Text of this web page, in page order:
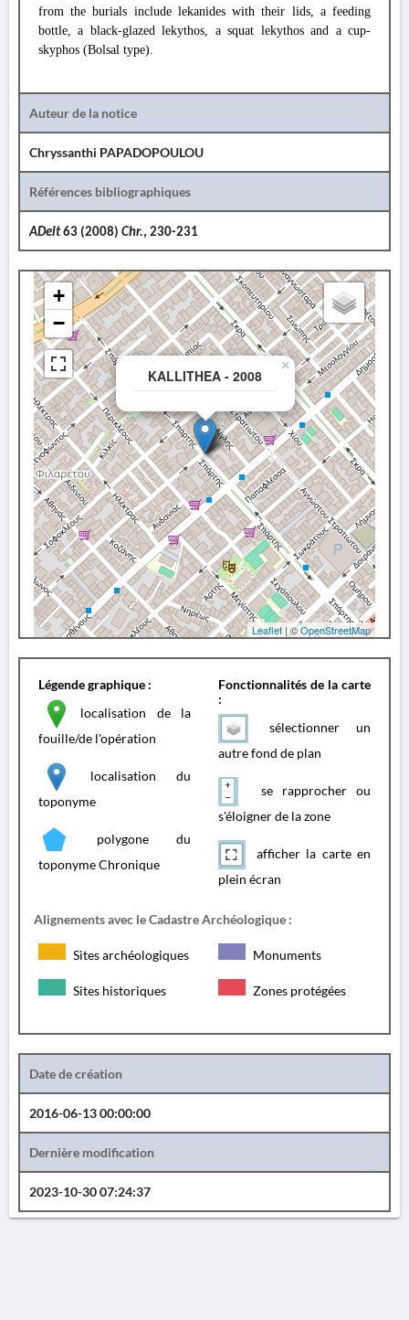
from the burials include lekanides with their lids, a feeding
bottle, a black-glazed lekythos, a squat lekythos and a cup-
skyphos (Bolsal type).
Auteur de la notice
Chryssanthi PAPADOPOULOU
Références bibliographiques
ADelt63 (2008) Chr., 230-231
KALLITHEA - 2008
×
+
−
Leaflet| ©OpenStreetMap
Légende graphique :
localisation de la
fouille/de l'opération
localisation du
toponyme
polygone du
toponyme Chronique
Fonctionnalités de la carte
:
sélectionner un
autre fond de plan
se rapprocher ou
s'éloigner de la zone
afficher la carte en
plein écran
Alignements avec le Cadastre Archéologique :
Sites archéologiques Monuments
Sites historiques Zones protégées
Date de création
2016-06-13 00:00:00
Dernière modification
2023-10-30 07:24:37